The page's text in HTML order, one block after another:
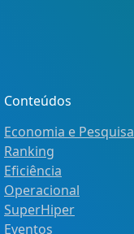
Conteúdos
Economia e Pesquisa
Ranking
Eficiência
Operacional
SuperHiper
Eventos